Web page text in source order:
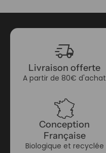
delivery_truck_speed
Livraison offerte
A partir de 80€ d'achat
Conception
Française
Biologique et recyclée